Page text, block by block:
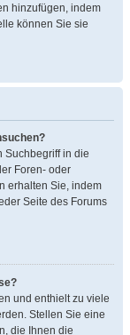
hinzufügen, indem
können Sie sie
Suchbegriff in die
Foren- oder
erhalten Sie, indem
Seite des Forums
und enthielt zu viele
Stellen Sie eine
die Ihnen die